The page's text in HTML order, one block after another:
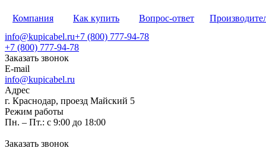
Компания Как купить Вопрос-ответ
info@kupicabel.ru+7 (800) 777-94-78
+7 (800) 777-94-78
Заказать звонок
E-mail
info@kupicabel.ru
Адрес
г. Краснодар, проезд Майский 5
Режим работы
Пн. – Пт.: с 9:00 до 18:00
Заказать звонок